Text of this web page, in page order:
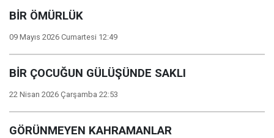
BİR ÖMÜRLÜK
09 Mayıs 2026 Cumartesi 12:49
BİR ÇOCUĞUN GÜLÜŞÜNDE SAKLI
22 Nisan 2026 Çarşamba 22:53
GÖRÜNMEYEN KAHRAMANLAR